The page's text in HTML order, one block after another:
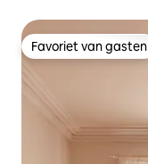
Favoriet van gasten
Favoriet van gasten